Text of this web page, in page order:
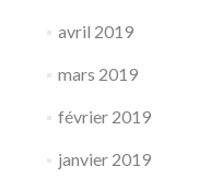
avril 2019
mars 2019
février 2019
janvier 2019